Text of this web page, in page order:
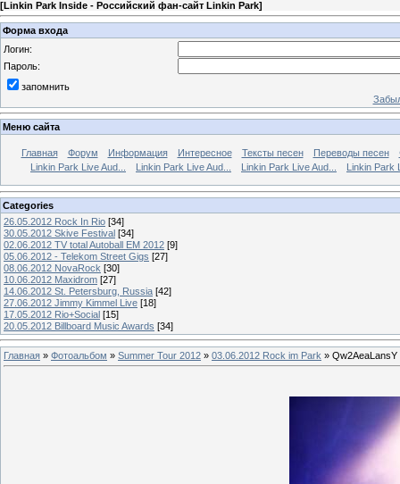
[Linkin Park Inside - Российский фан-сайт Linkin Park]
Форма входа
Логин:
Пароль:
запомнить
Меню сайта
Главная Форум Информация Интересное Тексты песен Переводы песен
Linkin Park Live Aud...
Linkin Park Live Aud... Linkin Park Live Aud... Linkin Park
Categories
26.05.2012 Rock In Rio [34]
30.05.2012 Skive Festival [34]
02.06.2012 TV total Autoball EM 2012 [9]
05.06.2012 - Telekom Street Gigs [27]
08.06.2012 NovaRock [30]
10.06.2012 Maxidrom [27]
14.06.2012 St. Petersburg, Russia [42]
27.06.2012 Jimmy Kimmel Live [18]
17.05.2012 Rio+Social [15]
20.05.2012 Billboard Music Awards [34]
Главная » Фотоальбом » Summer Tour 2012 » 03.06.2012 Rock im Park » Qw2AeaLansY